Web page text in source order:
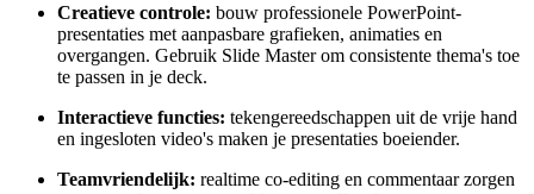
Creatieve controle: bouw professionele PowerPoint-
presentaties met aanpasbare grafieken, animaties en
overgangen. Gebruik Slide Master om consistente thema's toe
te passen in je deck.
Interactieve functies: tekengereedschappen uit de vrije hand
en ingesloten video's maken je presentaties boeiender.
Teamvriendelijk: realtime co-editing en commentaar zorgen